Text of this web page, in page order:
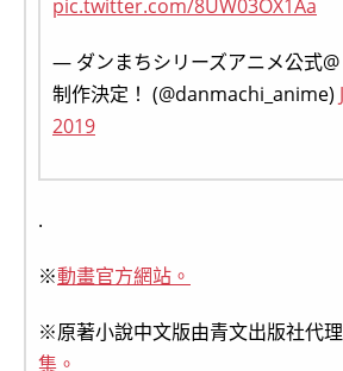
pic.twitter.com/8UW03OX1Aa
— ダンまちシリーズアニメ公式
制作決定！ (@danmachi_anime)
2019
.
※動畫官方網站。
※原著小說中文版由青文出版社代理
集。